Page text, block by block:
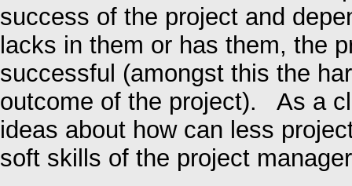
success of the project and
lacks in them or has them, the
successful (amongst this the
outcome of the project). As a
ideas about how can less
soft skills of the project